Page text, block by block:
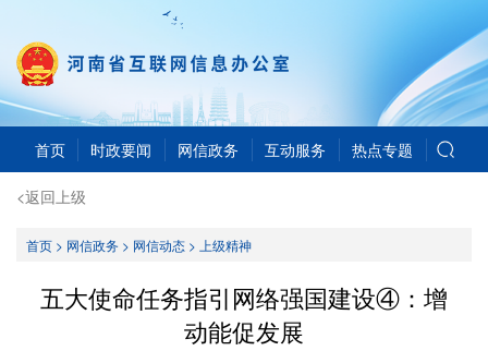
首页 时政要闻 网信政务 互动服务 热点专题
<返回上级
首页> 网信政务> 网信动态> 上级精神
五大使命任务指引网络强国建设④：增
动能促发展